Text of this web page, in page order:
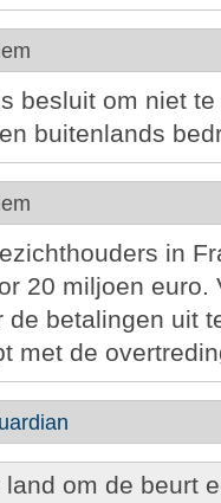
besluit om niet
buitenlands
in
20 miljoen euro.
de betalingen uit
met de
land om de beurt